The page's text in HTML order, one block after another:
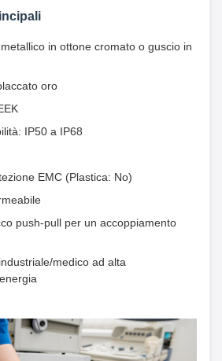
in ottone cromato o guscio in
oro
IP50 a IP68
EMC (Plastica: No)
push-pull per un accoppiamento
medico ad alta